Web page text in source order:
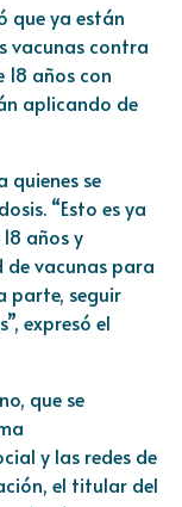
que ya están
vacunas contra
años con
aplicando de
quienes se
“Esto es ya
años y
vacunas para
parte, seguir
expresó el
que se
y las redes de
el titular del